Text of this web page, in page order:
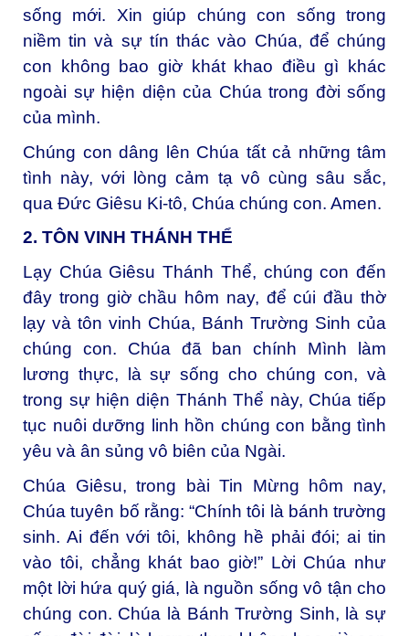
sống mới. Xin giúp chúng con sống trong
niềm tin và sự tín thác vào Chúa, để chúng
con không bao giờ khát khao điều gì khác
ngoài sự hiện diện của Chúa trong đời sống
của mình.
Chúng con dâng lên Chúa tất cả những tâm
tình này, với lòng cảm tạ vô cùng sâu sắc,
qua Đức Giêsu Ki-tô, Chúa chúng con. Amen.
2. TÔN VINH THÁNH THỂ
Lạy Chúa Giêsu Thánh Thể, chúng con đến
đây trong giờ chầu hôm nay, để cúi đầu thờ
lạy và tôn vinh Chúa, Bánh Trường Sinh của
chúng con. Chúa đã ban chính Mình làm
lương thực, là sự sống cho chúng con, và
trong sự hiện diện Thánh Thể này, Chúa tiếp
tục nuôi dưỡng linh hồn chúng con bằng tình
yêu và ân sủng vô biên của Ngài.
Chúa Giêsu, trong bài Tin Mừng hôm nay,
Chúa tuyên bố rằng: “Chính tôi là bánh trường
sinh. Ai đến với tôi, không hề phải đói; ai tin
vào tôi, chẳng khát bao giờ!” Lời Chúa như
một lời hứa quý giá, là nguồn sống vô tận cho
chúng con. Chúa là Bánh Trường Sinh, là sự